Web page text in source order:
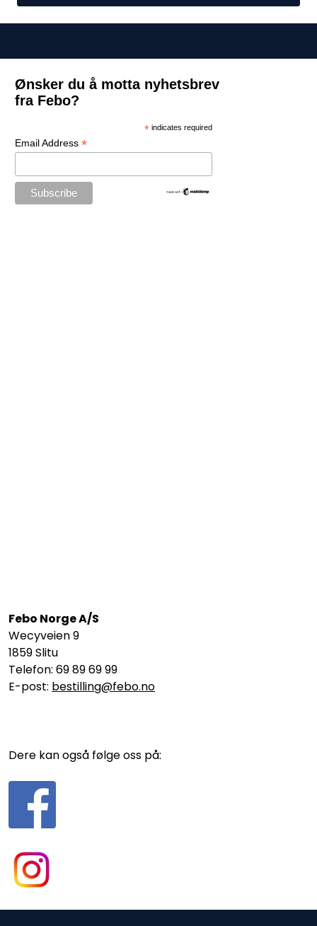
Ønsker du å motta nyhetsbrev
fra Febo?
* indicates required
Email Address *
Febo Norge A/S
Wecyveien 9
1859 Slitu
Telefon: 69 89 69 99
E-post: bestilling@febo.no
Dere kan også følge oss på: